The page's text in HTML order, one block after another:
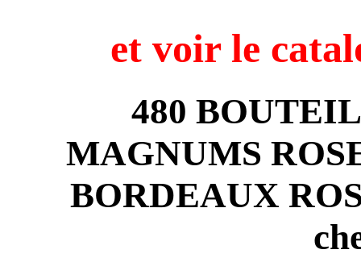
et voir le
480
MAGNUMS
BORDEAUX